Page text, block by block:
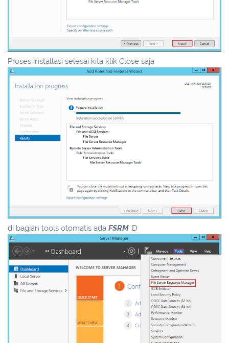
Proses installasi selesai kita klik Close saja
di bagian tools otomatis ada FSRM :D